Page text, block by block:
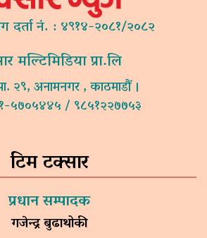
दर्ता नं. : ४९१४-२०८१/२०८२
मल्टिमिडिया प्रा.लि
२९, अनामनगर , काठमाडौं ।
५७०५४४५ / ९८५१२२७७५३
टिम टक्सार
प्रधान सम्पादक
गजेन्द्र बुढाथोकी